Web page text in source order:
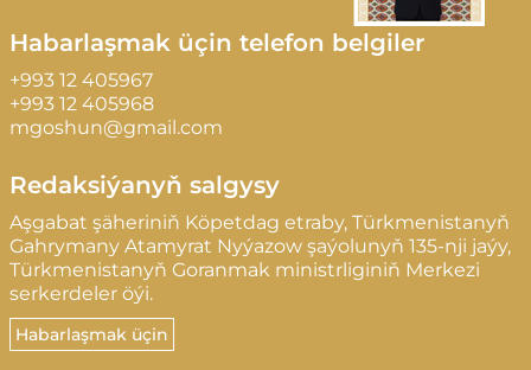
Habarlaşmak üçin telefon belgiler
+993 12 405967
+993 12 405968
mgoshun@gmail.com
Redaksiýanyň salgysy
Aşgabat şäheriniň Köpetdag etraby, Türkmenistanyň
Gahrymany Atamyrat Nyýazow şaýolunyň 135-nji jaýy,
Türkmenistanyň Goranmak ministrliginiň Merkezi
serkerdeler öýi.
Habarlaşmak üçin